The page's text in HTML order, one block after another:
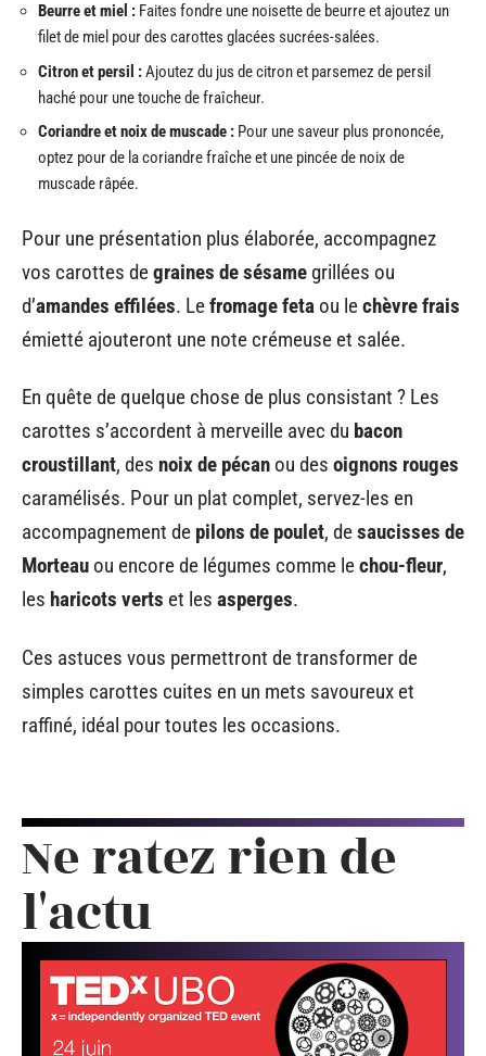
Beurre et miel : Faites fondre une noisette de beurre et ajoutez un
filet de miel pour des carottes glacées sucrées-salées.
Citron et persil :Ajoutez du jus de citron et parsemez de persil
haché pour une touche de fraîcheur.
Coriandre et noix de muscade : Pour une saveur plus prononcée,
optez pour de la coriandre fraîche et une pincée de noix de
muscade râpée.
Pour une présentation plus élaborée, accompagnez
vos carottes degraines de sésame grillées ou
d’amandes effilées. Lefromage feta ou lechèvre frais
émietté ajouteront une note crémeuse et salée.
En quête de quelque chose de plus consistant ? Les
carottes s’accordent à merveille avec du bacon
croustillant, des noix de pécan ou des oignons rouges
caramélisés. Pour un plat complet, servez-les en
accompagnement de pilons de poulet, desaucisses de
Morteau ou encore de légumes comme lechou-fleur,
les haricots verts et les asperges.
Ces astuces vous permettront de transformer de
simples carottes cuites en un mets savoureux et
raffiné, idéal pour toutes les occasions.
Ne ratez rien de
l'actu